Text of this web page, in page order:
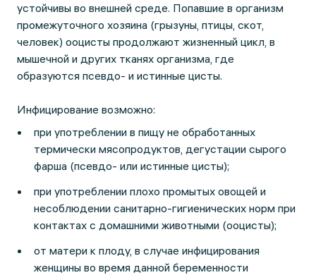
устойчивы во внешней среде. Попавшие в организм
промежуточного хозяина (грызуны, птицы, скот,
человек) ооцисты продолжают жизненный цикл, в
мышечной и других тканях организма, где
образуются псевдо- и истинные цисты.
Инфицирование возможно:
при употреблении в пищу не обработанных
термически мясопродуктов, дегустации сырого
фарша (псевдо- или истинные цисты);
при употреблении плохо промытых овощей и
несоблюдении санитарно-гигиенических норм при
контактах с домашними животными (ооцисты);
от матери к плоду, в случае инфицирования
женщины во время данной беременности